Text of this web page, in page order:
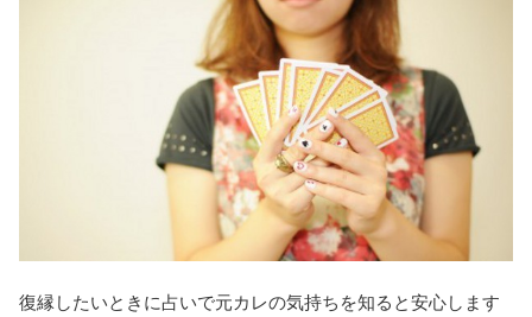
復縁したいときに占いで元カレの気持ちを知ると安心します